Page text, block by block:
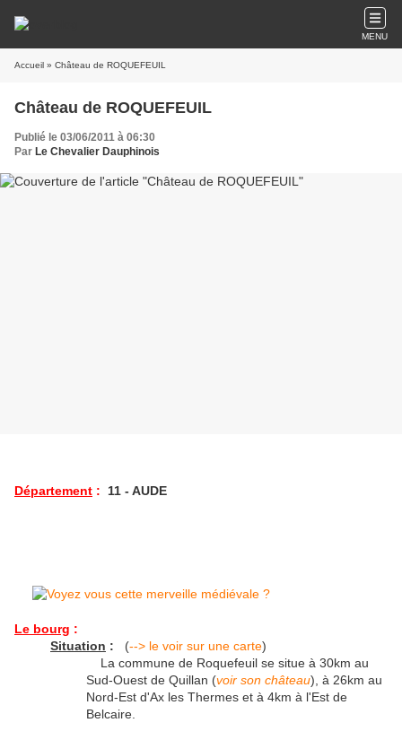
MENU
Accueil » Château de ROQUEFEUIL
Château de ROQUEFEUIL
Publié le 03/06/2011 à 06:30
Par Le Chevalier Dauphinois
Département : 11 - AUDE
Le bourg :
Situation : (--> le voir sur une carte)
La commune de Roquefeuil se situe à 30km au
Sud-Ouest de Quillan (voir son château), à 26km au
Nord-Est d'Ax les Thermes et à 4km à l'Est de
Belcaire.